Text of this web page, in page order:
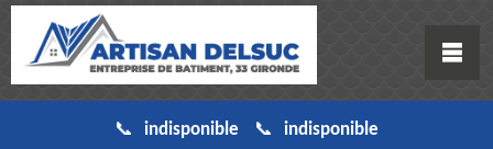
indisponible indisponible